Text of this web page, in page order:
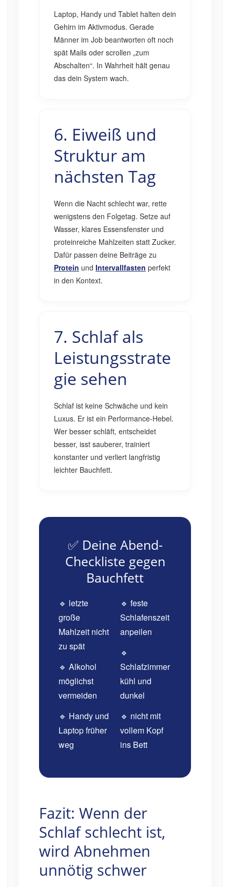
Laptop, Handy und Tablet halten dein
Gehirn im Aktivmodus. Gerade
Männer im Job beantworten oft noch
spät Mails oder scrollen „zum
Abschalten“. In Wahrheit hält genau
das dein System wach.
6. Eiweiß und
Struktur am
nächsten Tag
Wenn die Nacht schlecht war, rette
wenigstens den Folgetag. Setze auf
Wasser, klares Essensfenster und
proteinreiche Mahlzeiten statt Zucker.
Dafür passen deine Beiträge zu
Protein und Intervallfasten perfekt
in den Kontext.
7. Schlaf als
Leistungsstrate
gie sehen
Schlaf ist keine Schwäche und kein
Luxus. Er ist ein Performance-Hebel.
Wer besser schläft, entscheidet
besser, isst sauberer, trainiert
konstanter und verliert langfristig
leichter Bauchfett.
✅ Deine Abend-
Checkliste gegen
Bauchfett
🔹 letzte
große
Mahlzeit nicht
zu spät
🔹 Alkohol
möglichst
vermeiden
🔹 Handy und
Laptop früher
weg
🔹 feste
Schlafenszeit
anpeilen
🔹
Schlafzimmer
kühl und
dunkel
🔹 nicht mit
vollem Kopf
ins Bett
Fazit: Wenn der
Schlaf schlecht ist,
wird Abnehmen
unnötig schwer